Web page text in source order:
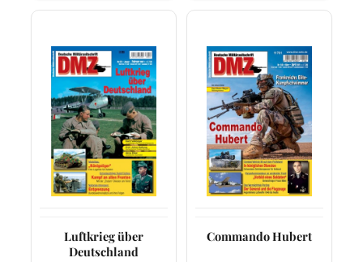
Luftkrieg über
Deutschland
Commando Hubert